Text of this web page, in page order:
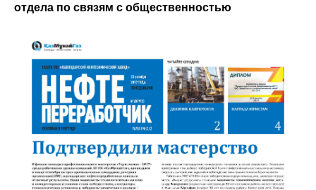
отдела по связям с общественностью